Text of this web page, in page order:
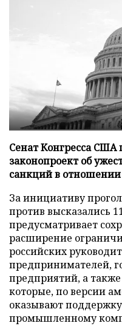
Сенат Конгресса США
законопроект об
санкций в
За инициативу
против высказались
предусматривает
расширение
российских
предпринимателей,
предприятий, а
которые, по версии
оказывают
промышленному